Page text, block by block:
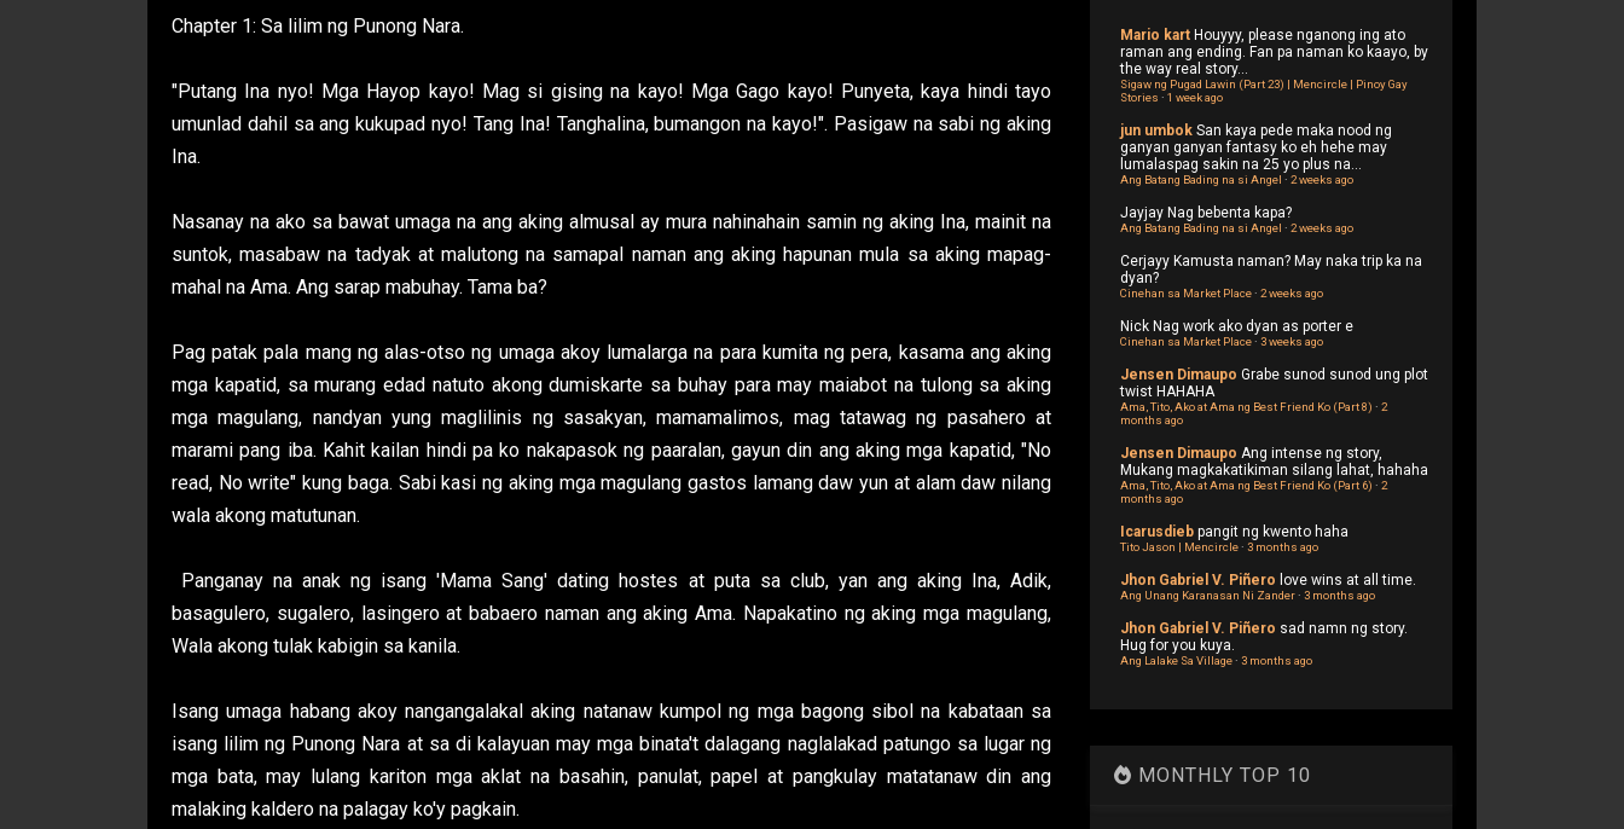
Chapter 1: Sa lilim ng Punong Nara.
"Putang Ina nyo! Mga Hayop kayo! Mag si gising na kayo! Mga Gago kayo! Punyeta, kaya hindi tayo
umunlad dahil sa ang kukupad nyo! Tang Ina! Tanghalina, bumangon na kayo!". Pasigaw na sabi ng aking
Ina.
Nasanay na ako sa bawat umaga na ang aking almusal ay mura nahinahain samin ng aking Ina, mainit na
suntok, masabaw na tadyak at malutong na samapal naman ang aking hapunan mula sa aking mapag-
mahal na Ama. Ang sarap mabuhay. Tama ba?
Pag patak pala mang ng alas-otso ng umaga akoy lumalarga na para kumita ng pera, kasama ang aking
mga kapatid, sa murang edad natuto akong dumiskarte sa buhay para may maiabot na tulong sa aking
mga magulang, nandyan yung maglilinis ng sasakyan, mamamalimos, mag tatawag ng pasahero at
marami pang iba. Kahit kailan hindi pa ko nakapasok ng paaralan, gayun din ang aking mga kapatid, "No
read, No write" kung baga. Sabi kasi ng aking mga magulang gastos lamang daw yun at alam daw nilang
wala akong matutunan.
Panganay na anak ng isang 'Mama Sang' dating hostes at puta sa club, yan ang aking Ina, Adik,
basagulero, sugalero, lasingero at babaero naman ang aking Ama. Napakatino ng aking mga magulang,
Wala akong tulak kabigin sa kanila.
Isang umaga habang akoy nangangalakal aking natanaw kumpol ng mga bagong sibol na kabataan sa
isang lilim ng Punong Nara at sa di kalayuan may mga binata't dalagang naglalakad patungo sa lugar ng
mga bata, may lulang kariton mga aklat na basahin, panulat, papel at pangkulay matatanaw din ang
malaking kaldero na palagay ko'y pagkain.
Mario kart Houyyy, please nganong ing ato
raman ang ending. Fan pa naman ko kaayo, by
the way real story...
Sigaw ng Pugad Lawin (Part 23) | Mencircle | Pinoy Gay
Stories · 1 week ago
jun umbok San kaya pede maka nood ng
ganyan ganyan fantasy ko eh hehe may
lumalaspag sakin na 25 yo plus na...
Ang Batang Bading na si Angel · 2 weeks ago
Jayjay Nag bebenta kapa?
Ang Batang Bading na si Angel · 2 weeks ago
Cerjayy Kamusta naman? May naka trip ka na
dyan?
Cinehan sa Market Place· 2 weeks ago
Nick Nag work ako dyan as porter e
Cinehan sa Market Place· 3 weeks ago
Jensen Dimaupo Grabe sunod sunod ung plot
twist HAHAHA
Ama, Tito, Ako at Ama ng Best Friend Ko (Part 8) · 2
months ago
Jensen Dimaupo Ang intense ng story,
Mukang magkakatikiman silang lahat, hahaha
Ama, Tito, Ako at Ama ng Best Friend Ko (Part 6) · 2
months ago
Icarusdieb pangit ng kwento haha
Tito Jason | Mencircle· 3 months ago
Jhon Gabriel V. Piñero love wins at all time.
Ang Unang Karanasan Ni Zander· 3 months ago
Jhon Gabriel V. Piñero sad namn ng story.
Hug for you kuya.
Ang Lalake Sa Village· 3 months ago
MONTHLY TOP 10